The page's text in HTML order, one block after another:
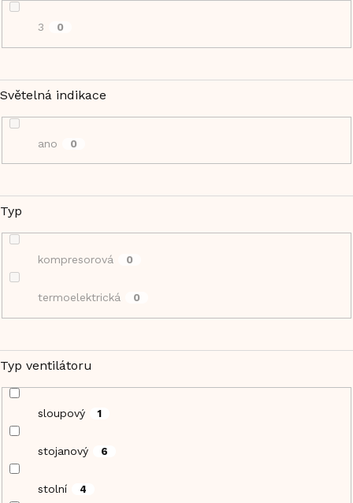
3 0
Světelná indikace
ano 0
Typ
kompresorová 0
termoelektrická 0
Typ ventilátoru
sloupový 1
stojanový 6
stolní 4